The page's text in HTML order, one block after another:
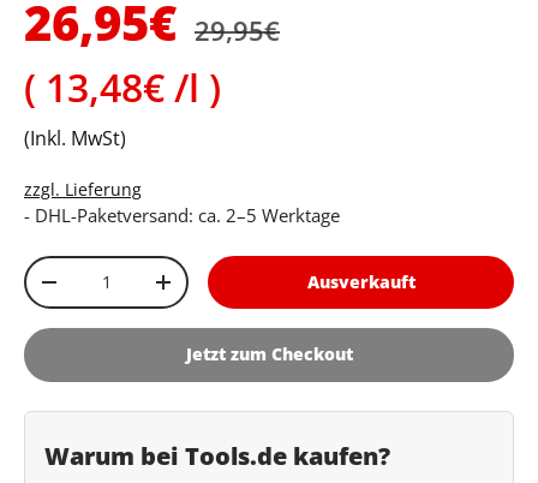
Verkaufspreis
26,95€ 29,95€
Grundpreis
13,48€ /l
(Inkl. MwSt)
zzgl. Lieferung
- DHL-Paketversand: ca. 2–5 Werktage
Anzahl
Menge verringernMenge erhöhen Ausverkauft
Jetzt zum Checkout
Warum bei Tools.de kaufen?